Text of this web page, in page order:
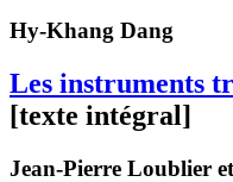
Hy-Khang Dang
Les instruments
[texte intégral]
Jean-Pierre Loublier